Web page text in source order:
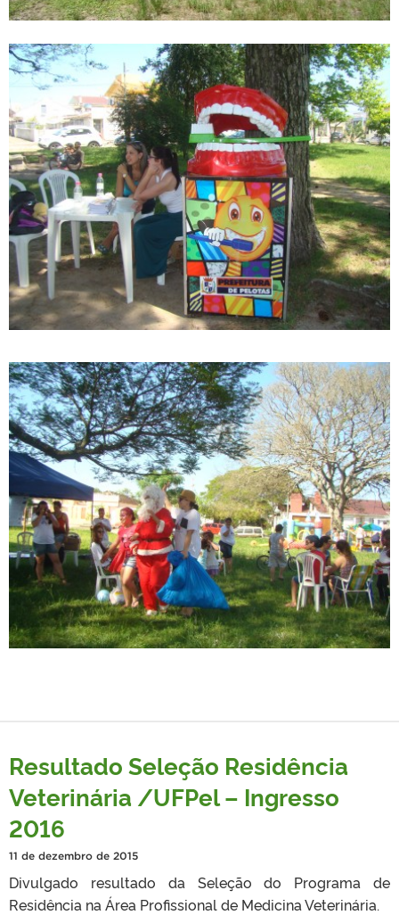
Resultado Seleção Residência
Veterinária /UFPel – Ingresso
2016
11 de dezembro de 2015
Divulgado resultado da Seleção do Programa de
Residência na Área Profissional de Medicina Veterinária.